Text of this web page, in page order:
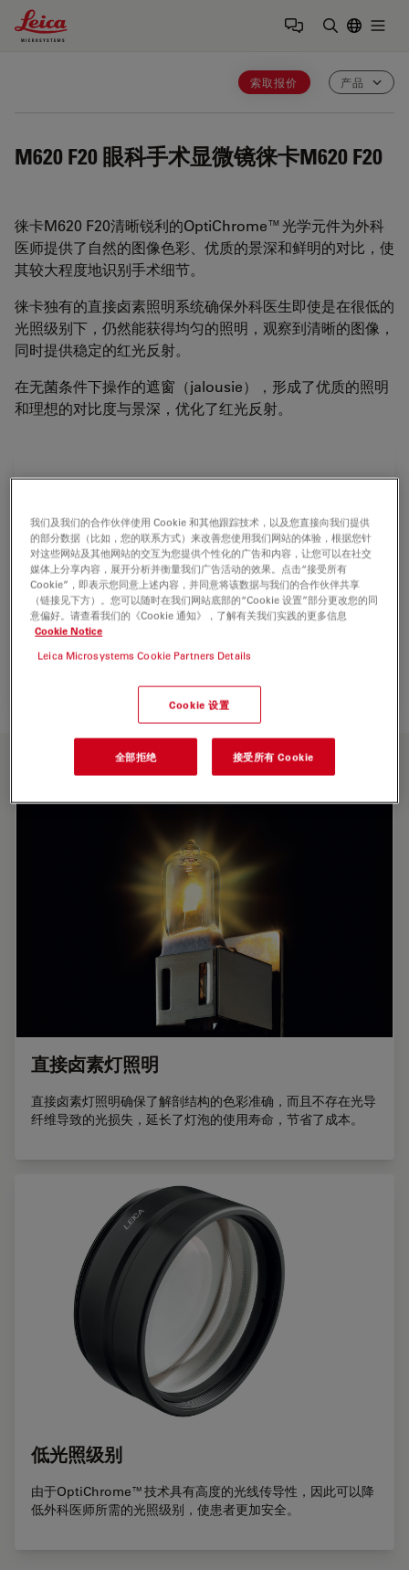
Leica Microsystems Logo
索取报价 产品
M620 F20 眼科手术显微镜徕卡M620 F20
徕卡M620 F20清晰锐利的OptiChrome™光学元件为外科
医师提供了自然的图像色彩、优质的景深和鲜明的对比，使
其较大程度地识别手术细节。
徕卡独有的直接卤素照明系统确保外科医生即使是在很低的
光照级别下，仍然能获得均匀的照明，观察到清晰的图像，
同时提供稳定的红光反射。
在无菌条件下操作的遮窗（jalousie），形成了优质的照明
和理想的对比度与景深，优化了红光反射。
主要功能
直接卤素灯照明
直接卤素灯照明确保了解剖结构的色彩准确，而且不存在光导
纤维导致的光损失，延长了灯泡的使用寿命，节省了成本。
低光照级别
由于OptiChrome™技术具有高度的光线传导性，因此可以降
低外科医师所需的光照级别，使患者更加安全。
我们及我们的合作伙伴使用 Cookie 和其他跟踪技术，以及您直接向我们提供
的部分数据（比如，您的联系方式）来改善您使用我们网站的体验，根据您针
对这些网站及其他网站的交互为您提供个性化的广告和内容，让您可以在社交
媒体上分享内容，展开分析并衡量我们广告活动的效果。点击“接受所有
Cookie”，即表示您同意上述内容，并同意将该数据与我们的合作伙伴共享
（链接见下方）。您可以随时在我们网站底部的“Cookie 设置”部分更改您的同
意偏好。请查看我们的《Cookie 通知》，了解有关我们实践的更多信息
Cookie Notice
Leica Microsystems Cookie Partners Details
Cookie 设置
全部拒绝 接受所有 Cookie